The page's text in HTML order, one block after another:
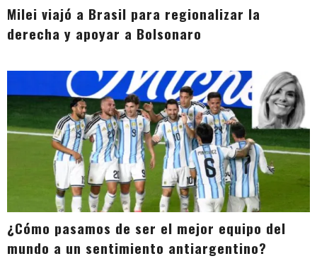
Milei viajó a Brasil para regionalizar la
derecha y apoyar a Bolsonaro
¿Cómo pasamos de ser el mejor equipo del
mundo a un sentimiento antiargentino?